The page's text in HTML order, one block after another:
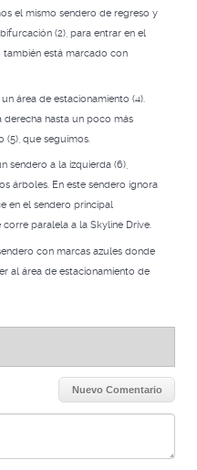
el mismo sendero de regreso y
(2), para entrar en el
también está marcado con
área de estacionamiento (4).
derecha hasta un poco más
(5), que seguimos.
sendero a la izquierda (6),
árboles. En este sendero ignora
en el sendero principal
paralela a la Skyline Drive.
con marcas azules donde
al área de estacionamiento de
Nuevo Comentario